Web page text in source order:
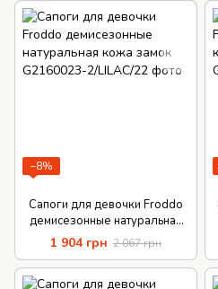
−8%
Сапоги для девочки Froddo
демисезонные натуральная
кожа замок
1 904 грн 2 067 грн